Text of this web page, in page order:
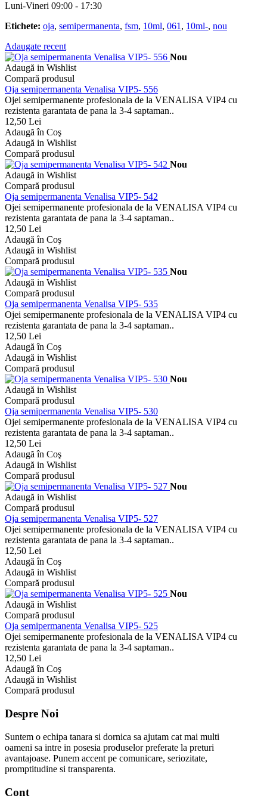
Luni-Vineri 09:00 - 17:30
Etichete: oja, semipermanenta, fsm, 10ml, 061, 10ml-, nou
Adaugate recent
Nou
Adaugă in Wishlist
Compară produsul
Oja semipermanenta Venalisa VIP5- 556
Ojei semipermanente profesionala de la VENALISA VIP4 cu
rezistenta garantata de pana la 3-4 saptaman..
12,50 Lei
Adaugă în Coş
Adaugă in Wishlist
Compară produsul
Nou
Adaugă in Wishlist
Compară produsul
Oja semipermanenta Venalisa VIP5- 542
Ojei semipermanente profesionala de la VENALISA VIP4 cu
rezistenta garantata de pana la 3-4 saptaman..
12,50 Lei
Adaugă în Coş
Adaugă in Wishlist
Compară produsul
Nou
Adaugă in Wishlist
Compară produsul
Oja semipermanenta Venalisa VIP5- 535
Ojei semipermanente profesionala de la VENALISA VIP4 cu
rezistenta garantata de pana la 3-4 saptaman..
12,50 Lei
Adaugă în Coş
Adaugă in Wishlist
Compară produsul
Nou
Adaugă in Wishlist
Compară produsul
Oja semipermanenta Venalisa VIP5- 530
Ojei semipermanente profesionala de la VENALISA VIP4 cu
rezistenta garantata de pana la 3-4 saptaman..
12,50 Lei
Adaugă în Coş
Adaugă in Wishlist
Compară produsul
Nou
Adaugă in Wishlist
Compară produsul
Oja semipermanenta Venalisa VIP5- 527
Ojei semipermanente profesionala de la VENALISA VIP4 cu
rezistenta garantata de pana la 3-4 saptaman..
12,50 Lei
Adaugă în Coş
Adaugă in Wishlist
Compară produsul
Nou
Adaugă in Wishlist
Compară produsul
Oja semipermanenta Venalisa VIP5- 525
Ojei semipermanente profesionala de la VENALISA VIP4 cu
rezistenta garantata de pana la 3-4 saptaman..
12,50 Lei
Adaugă în Coş
Adaugă in Wishlist
Compară produsul
Despre Noi
Suntem o echipa tanara si dornica sa ajutam cat mai multi
oameni sa intre in posesia produselor preferate la preturi
avantajoase. Punem accent pe comunicare, seriozitate,
promptitudine si transparenta.
Cont